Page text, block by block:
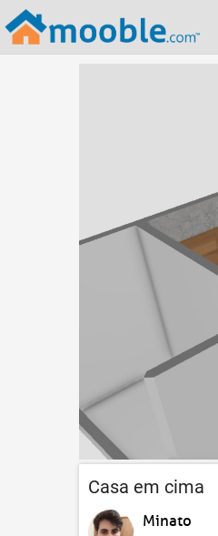
Casa em cima
Minato